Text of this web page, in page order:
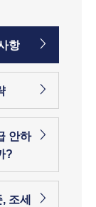
항
안하
?
조세